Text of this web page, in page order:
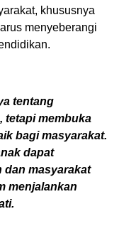
khususnya
menyeberangi
tentang
tetapi membuka
bagi masyarakat.
dapat
dan masyarakat
menjalankan